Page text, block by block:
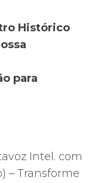
Histórico
para
Intel. com
– Transforme